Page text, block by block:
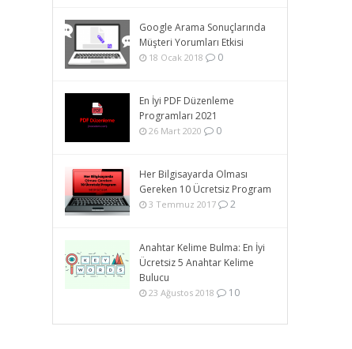
Google Arama Sonuçlarında
Müşteri Yorumları Etkisi
18 Ocak 2018 0
En İyi PDF Düzenleme
Programları 2021
26 Mart 2020 0
Her Bilgisayarda Olması
Gereken 10 Ücretsiz Program
3 Temmuz 2017 2
Anahtar Kelime Bulma: En İyi
Ücretsiz 5 Anahtar Kelime
Bulucu
23 Ağustos 2018 10